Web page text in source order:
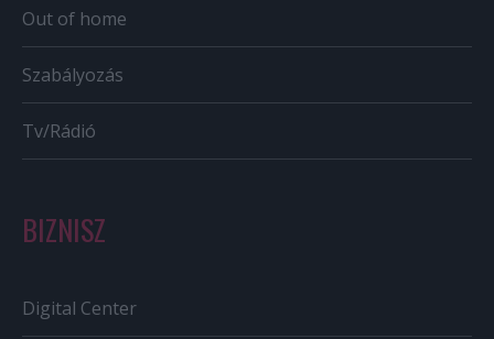
Out of home
Szabályozás
Tv/Rádió
BIZNISZ
Digital Center